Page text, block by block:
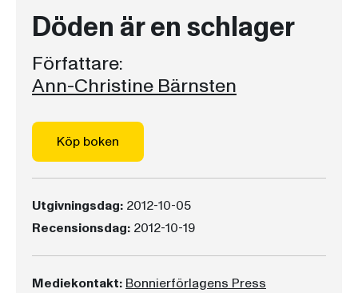
Döden är en schlager
Författare:
Ann-Christine Bärnsten
Köp boken
Utgivningsdag: 2012-10-05
Recensionsdag: 2012-10-19
Mediekontakt: Bonnierförlagens Press